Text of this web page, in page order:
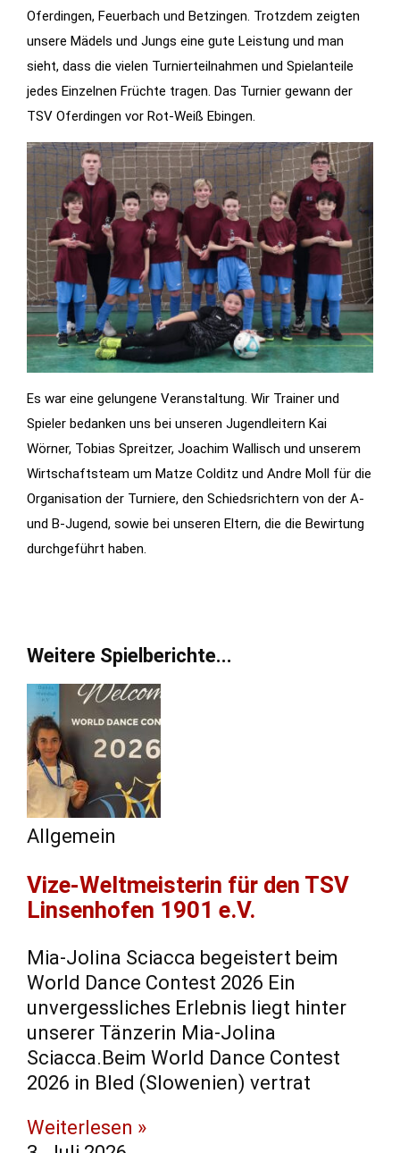
Oferdingen, Feuerbach und Betzingen. Trotzdem zeigten
unsere Mädels und Jungs eine gute Leistung und man
sieht, dass die vielen Turnierteilnahmen und Spielanteile
jedes Einzelnen Früchte tragen. Das Turnier gewann der
TSV Oferdingen vor Rot-Weiß Ebingen.
Es war eine gelungene Veranstaltung. Wir Trainer und
Spieler bedanken uns bei unseren Jugendleitern Kai
Wörner, Tobias Spreitzer, Joachim Wallisch und unserem
Wirtschaftsteam um Matze Colditz und Andre Moll für die
Organisation der Turniere, den Schiedsrichtern von der A-
und B-Jugend, sowie bei unseren Eltern, die die Bewirtung
durchgeführt haben.
Weitere Spielberichte...
Allgemein
Vize-Weltmeisterin für den TSV
Linsenhofen 1901 e.V.
Mia-Jolina Sciacca begeistert beim
World Dance Contest 2026 Ein
unvergessliches Erlebnis liegt hinter
unserer Tänzerin Mia-Jolina
Sciacca.Beim World Dance Contest
2026 in Bled (Slowenien) vertrat
Weiterlesen »